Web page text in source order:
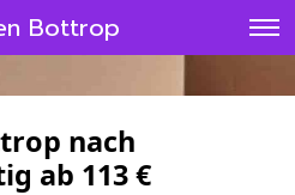
Bottrop
nach
ab 113 €